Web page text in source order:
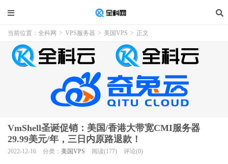
当前位置： 全科网 > VPS服务器 > 美国VPS > 正文
VmShell圣诞促销：美国/香港大带宽CMI服务器
29.99美元/年，三日内原路退款！
2022-12-16 分类： 美国VPS 阅读(177) 评论(0)